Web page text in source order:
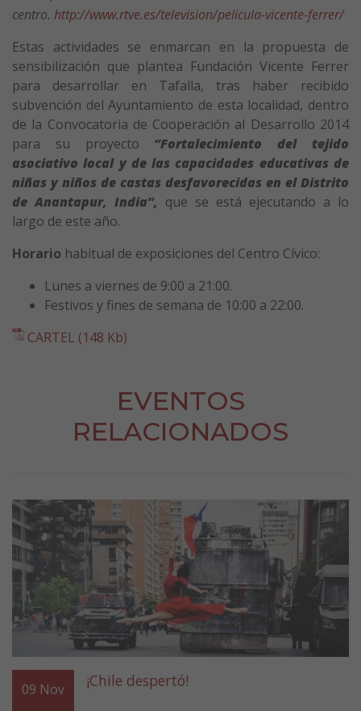
centro. http://www.rtve.es/television/pelicula-vicente-ferrer/
Estas actividades se enmarcan en la propuesta de
sensibilización que plantea Fundación Vicente Ferrer
para desarrollar en Tafalla, tras haber recibido
subvención del Ayuntamiento de esta localidad, dentro
de la Convocatoria de Cooperación al Desarrollo 2014
para su proyecto “Fortalecimiento del tejido
asociativo local y de las capacidades educativas de
niñas y niños de castas desfavorecidas en el Distrito
de Anantapur, India”, que se está ejecutando a lo
largo de este año.
Horario habitual de exposiciones del Centro Cívico:
Lunes a viernes de 9:00 a 21:00.
Festivos y fines de semana de 10:00 a 22:00.
CARTEL (148 Kb)
EVENTOS
RELACIONADOS
09 Nov ¡Chile despertó!